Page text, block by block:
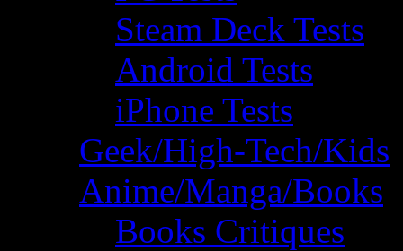
Steam Deck Tests
Android Tests
iPhone Tests
Geek/High-Tech/Kids
Anime/Manga/Books
Books Critiques